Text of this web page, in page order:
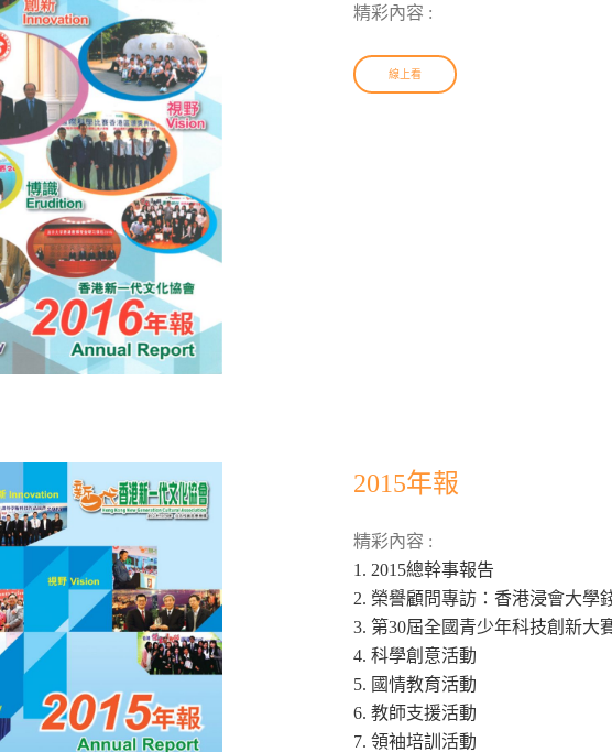
精彩內容 :
線上看
2015年報
精彩內容 :
1. 2015總幹事報告
2. 榮譽顧問專訪：香港浸會大學
3. 第30屆全國青少年科技創新大
4. 科學創意活動
5. 國情教育活動
6. 教師支援活動
7. 領袖培訓活動